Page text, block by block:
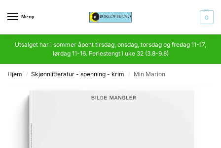
Meny 0
Utsalget har i sommer åpent tirsdag, onsdag, torsdag og fredag 11-17,
lørdag 11-16. Feriestengt i uke 32 (3.8-9.8)
Hjem / Skjønnlitteratur - spenning - krim / Min Marion